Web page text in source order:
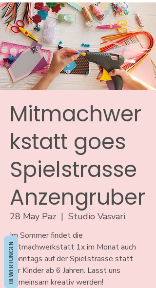
Mitmachwer
kstatt goes
Spielstrasse
Anzengruber
28 May Paz
  |
Studio Vasvari
Im Sommer findet die
Mitmachwerkstatt 1x im Monat auch
Sonntags auf der Spielstrasse statt.
Für Kinder ab 6 Jahren. Lasst uns
gemeinsam kreativ werden!
BEWERTUNGEN